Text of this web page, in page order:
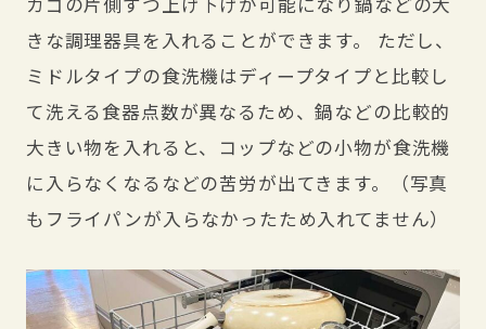
きな調理器具を入れることができます。 ただし、
ミドルタイプの食洗機はディープタイプと比較し
て洗える食器点数が異なるため、鍋などの比較的
大きい物を入れると、コップなどの小物が食洗機
に入らなくなるなどの苦労が出てきます。（写真
もフライパンが入らなかったため入れてません）